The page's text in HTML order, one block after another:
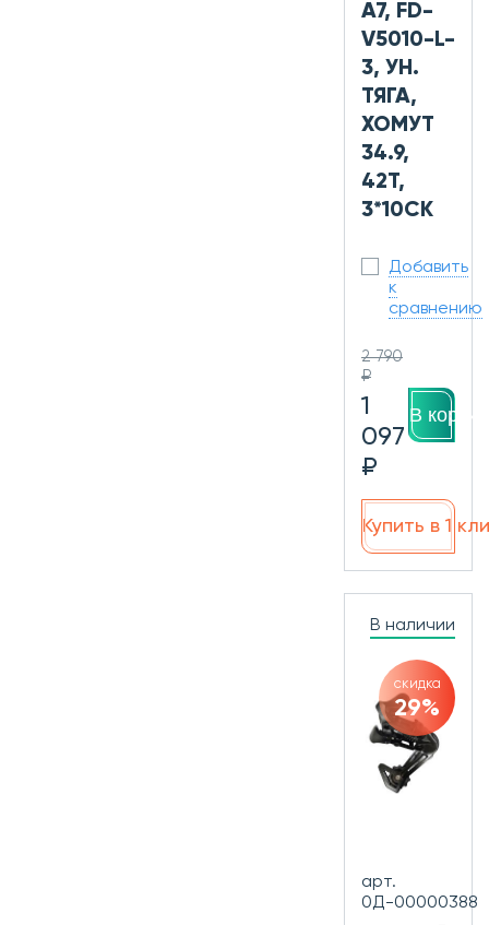
A7, FD-
V5010-L-
3, УН.
ТЯГА,
ХОМУТ
34.9,
42Т,
3*10СК
Добавить
к
сравнению
2 790
₽
1
097
₽
В
Купить в 1
В наличии
скидка
29%
арт.
0Д-00000388